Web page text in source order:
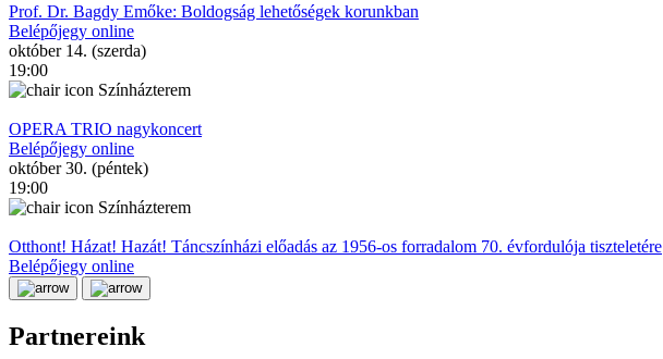
Prof. Dr. Bagdy Emőke: Boldogság lehetőségek korunkban
Belépőjegy online
október 14. (szerda)
19:00
Színházterem
OPERA TRIO nagykoncert
Belépőjegy online
október 30. (péntek)
19:00
Színházterem
Otthont! Házat! Hazát! Táncszínházi előadás az 1956-os forradalom 70. évfordulója tiszteletére
Belépőjegy online
Partnereink